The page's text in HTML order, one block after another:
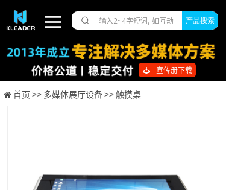
产品搜索
宣传册下载
首页 >> 多媒体展厅设备 >>触摸桌